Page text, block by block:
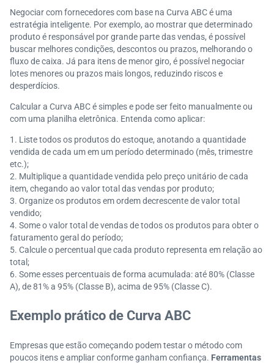
Negociar com fornecedores com base na Curva ABC é uma
estratégia inteligente. Por exemplo, ao mostrar que determinado
produto é responsável por grande parte das vendas, é possível
buscar melhores condições, descontos ou prazos, melhorando o
fluxo de caixa. Já para itens de menor giro, é possível negociar
lotes menores ou prazos mais longos, reduzindo riscos e
desperdícios.
Calcular a Curva ABC é simples e pode ser feito manualmente ou
com uma planilha eletrônica. Entenda como aplicar:
Liste todos os produtos do estoque, anotando a quantidade
vendida de cada um em um período determinado (mês, trimestre
etc.);
Multiplique a quantidade vendida pelo preço unitário de cada
item, chegando ao valor total das vendas por produto;
Organize os produtos em ordem decrescente de valor total
vendido;
Some o valor total de vendas de todos os produtos para obter o
faturamento geral do período;
Calcule o percentual que cada produto representa em relação ao
total;
Some esses percentuais de forma acumulada: até 80% (Classe
A), de 81% a 95% (Classe B), acima de 95% (Classe C).
Exemplo prático de Curva ABC
Empresas que estão começando podem testar o método com
poucos itens e ampliar conforme ganham confiança. Ferramentas